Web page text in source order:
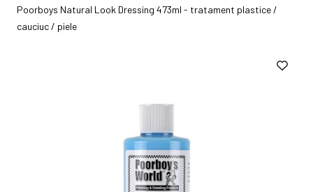
Poorboys Natural Look Dressing 473ml - tratament plastice /
cauciuc / piele